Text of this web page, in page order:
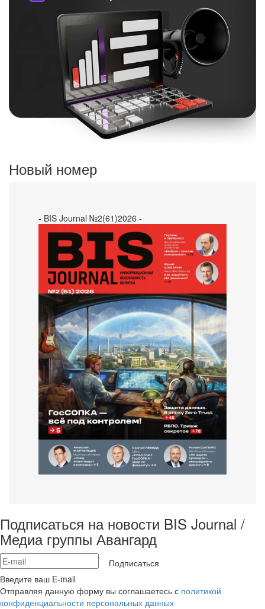
Новый номер
- BIS Journal №2(61)2026 -
Подписаться на новости BIS Journal /
Медиа группы Авангард
Подписаться
Введите ваш E-mail
Отправляя данную форму вы соглашаетесь с политикой
конфиденциальности персональных данных